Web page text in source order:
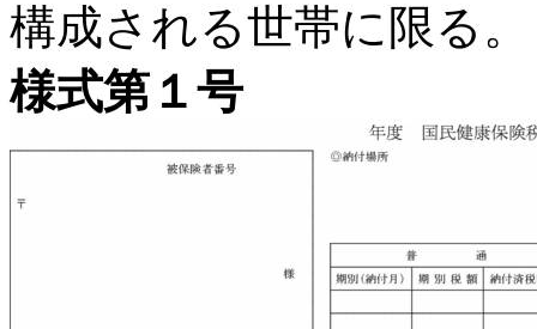
構成される世帯に限る。
様式第１号